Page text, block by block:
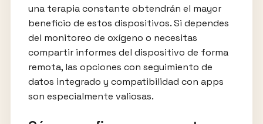
una terapia constante obtendrán el mayor
beneficio de estos dispositivos. Si dependes
del monitoreo de oxígeno o necesitas
compartir informes del dispositivo de forma
remota, las opciones con seguimiento de
datos integrado y compatibilidad con apps
son especialmente valiosas.